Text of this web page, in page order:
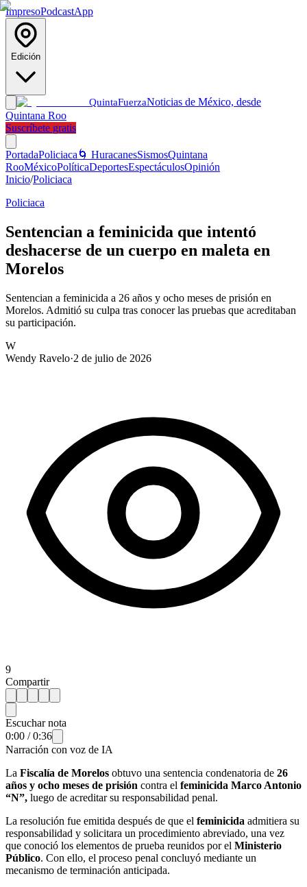
ImpresoPodcastApp
Edición
QuintaFuerzaNoticias de México, desde
Quintana Roo
Suscríbete gratis
PortadaPoliciaca 🌀 HuracanesSismosQuintana
RooMéxicoPolíticaDeportesEspectáculosOpinión
Inicio/Policiaca
Policiaca
Sentencian a feminicida que intentó
deshacerse de un cuerpo en maleta en
Morelos
Sentencian a feminicida a 26 años y ocho meses de prisión en
Morelos. Admitió su culpa tras conocer las pruebas que acreditaban
su participación.
W
Wendy Ravelo·2 de julio de 2026
9
Compartir
Escuchar nota
0:00 /0:36
Narración con voz de IA
La Fiscalía de Morelos obtuvo una sentencia condenatoria de 26
años y ocho meses de prisión contra el feminicida Marco Antonio
“N”, luego de acreditar su responsabilidad penal.
La resolución fue emitida después de que el feminicida admitiera su
responsabilidad y solicitara un procedimiento abreviado, una vez
que conoció los elementos de prueba reunidos por el Ministerio
Público. Con ello, el proceso penal concluyó mediante un
mecanismo de terminación anticipada.